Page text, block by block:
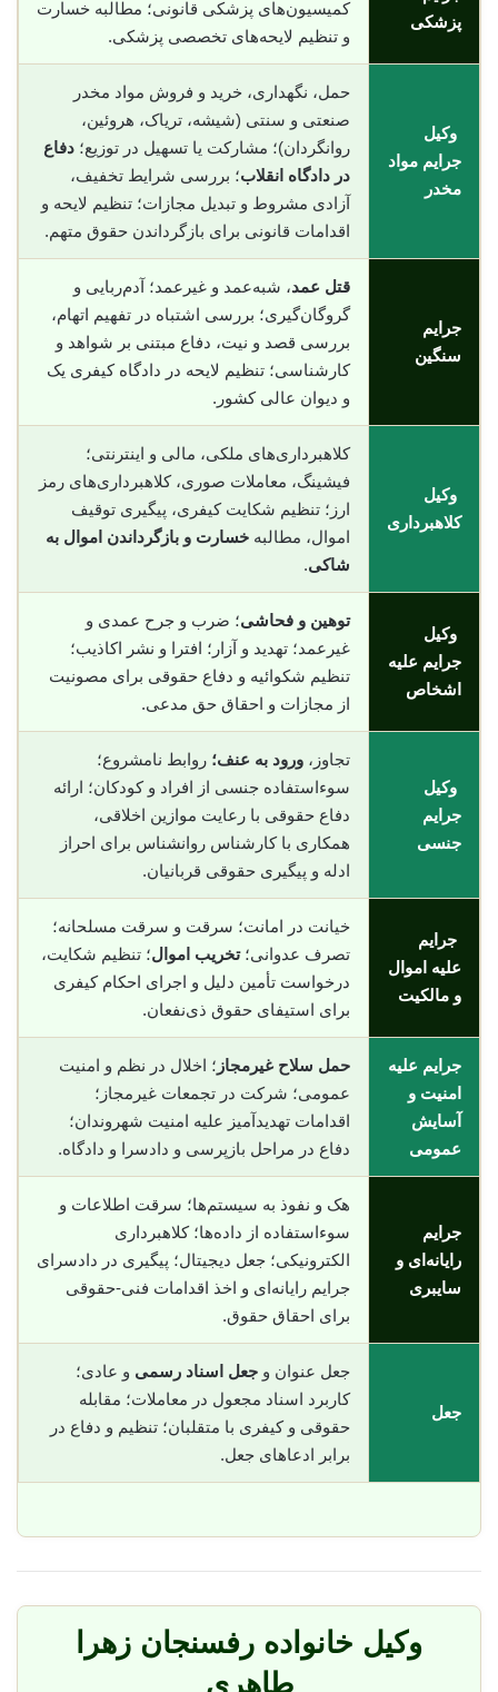
پزشکی
کمیسیون‌های پزشکی قانونی؛ مطالبه خسارت
و تنظیم لایحه‌های تخصصی پزشکی.
وکیل
جرایم مواد
مخدر
حمل، نگهداری، خرید و فروش مواد مخدر
صنعتی و سنتی (شیشه، تریاک، هروئین،
روانگردان)؛ مشارکت یا تسهیل در توزیع؛ دفاع
در دادگاه انقلاب؛ بررسی شرایط تخفیف،
آزادی مشروط و تبدیل مجازات؛ تنظیم لایحه و
اقدامات قانونی برای بازگرداندن حقوق متهم.
جرایم
سنگین
قتل عمد، شبه‌عمد و غیرعمد؛ آدم‌ربایی و
گروگان‌گیری؛ بررسی اشتباه در تفهیم اتهام،
بررسی قصد و نیت، دفاع مبتنی بر شواهد و
کارشناسی؛ تنظیم لایحه در دادگاه کیفری یک
و دیوان عالی کشور.
وکیل
کلاهبرداری
کلاهبرداری‌های ملکی، مالی و اینترنتی؛
فیشینگ، معاملات صوری، کلاهبرداری‌های رمز
ارز؛ تنظیم شکایت کیفری، پیگیری توقیف
اموال، مطالبه خسارت و بازگرداندن اموال به
شاکی.
وکیل
جرایم علیه
اشخاص
توهین و فحاشی؛ ضرب و جرح عمدی و
غیرعمد؛ تهدید و آزار؛ افترا و نشر اکاذیب؛
تنظیم شکوائیه و دفاع حقوقی برای مصونیت
از مجازات و احقاق حق مدعی.
وکیل
جرایم
جنسی
تجاوز، ورود به عنف؛ روابط نامشروع؛
سوءاستفاده جنسی از افراد و کودکان؛ ارائه
دفاع حقوقی با رعایت موازین اخلاقی،
همکاری با کارشناس روانشناس برای احراز
ادله و پیگیری حقوقی قربانیان.
جرایم
علیه اموال
و مالکیت
خیانت در امانت؛ سرقت و سرقت مسلحانه؛
تصرف عدوانی؛تخریب اموال؛ تنظیم شکایت،
درخواست تأمین دلیل و اجرای احکام کیفری
برای استیفای حقوق ذی‌نفعان.
جرایم علیه
امنیت و
آسایش
عمومی
حمل سلاح غیرمجاز ؛ اخلال در نظم و امنیت
عمومی؛ شرکت در تجمعات غیرمجاز؛
اقدامات تهدیدآمیز علیه امنیت شهروندان؛
دفاع در مراحل بازپرسی و دادسرا و دادگاه.
جرایم
رایانه‌ای و
سایبری
هک و نفوذ به سیستم‌ها؛ سرقت اطلاعات و
سوء‌استفاده از داده‌ها؛ کلاهبرداری
الکترونیکی؛ جعل دیجیتال؛ پیگیری در دادسرای
جرایم رایانه‌ای و اخذ اقدامات فنی-حقوقی
برای احقاق حقوق.
جعل
جعل عنوان و جعل اسناد رسمی و عادی؛
کاربرد اسناد مجعول در معاملات؛ مقابله
حقوقی و کیفری با متقلبان؛ تنظیم و دفاع در
برابر ادعاهای جعل.
وکیل خانواده رفسنجان زهرا
طاهری